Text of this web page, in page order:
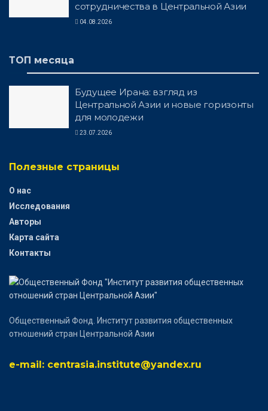
сотрудничества в Центральной Азии
04.08.2026
ТОП месяца
Будущее Ирана: взгляд из
Центральной Азии и новые горизонты
для молодежи
23.07.2026
Полезные страницы
О нас
Исследования
Авторы
Карта сайта
Контакты
Общественный Фонд. Институт развития общественных
отношений стран Центральной Азии
e-mail: centrasia.institute@yandex.ru